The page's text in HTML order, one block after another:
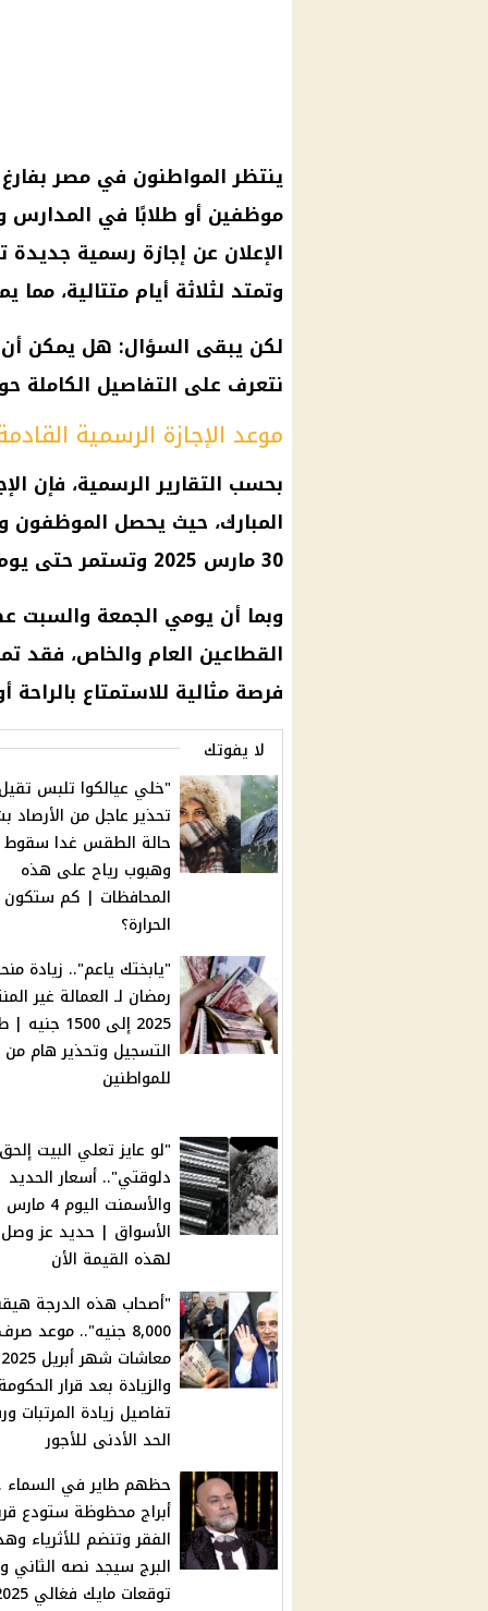
ينتظر المواطنون في مصر
موظفين أو طلابًا في المدارس
الإعلان عن إجازة رسمية جديدة
وتمتد لثلاثة أيام متتالية،
لكن يبقى السؤال: هل يمكن أن
نتعرف على التفاصيل الكاملة
موعد الإجازة الرسمية
بحسب التقارير الرسمية، فإن
المبارك، حيث يحصل الموظفون
30 مارس 2025 وتستمر حتى يوم الثلاثاء 1 أبريل 2025.
وبما أن يومي الجمعة
فرصة مثالية للاستمتاع
لا يفوتك
"خلي عيالكوا تلبس
تحذير عاجل من الأرصاد
حالة الطقس غدا سقوط
وهبوب رياح على هذه
المحافظات | كم ستكون
الحرارة؟
"يابختك ياعم".. زيادة
رمضان لـ العمالة غير
2025 إلى 1500
التسجيل وتحذير هام من
للمواطنين
"لو عايز تعلي البيت إلحق
دلوقتي".. أسعار الحديد
والأسمنت
الأسواق | حديد عز وصل
لهذه القيمة الأن
"أصحاب هذه الدرجة
8,000 جنيه".. موعد
معاشات شهر أبريل 2025
والزيادة بعد قرار
تفاصيل زيادة المرتبات
الحد الأدنى للأجور
أبراج محظوظة ستودع
الفقر وتنضم للأثرياء
البرج سيجد نصه الثاني
توقعات مايك فغالي 2025